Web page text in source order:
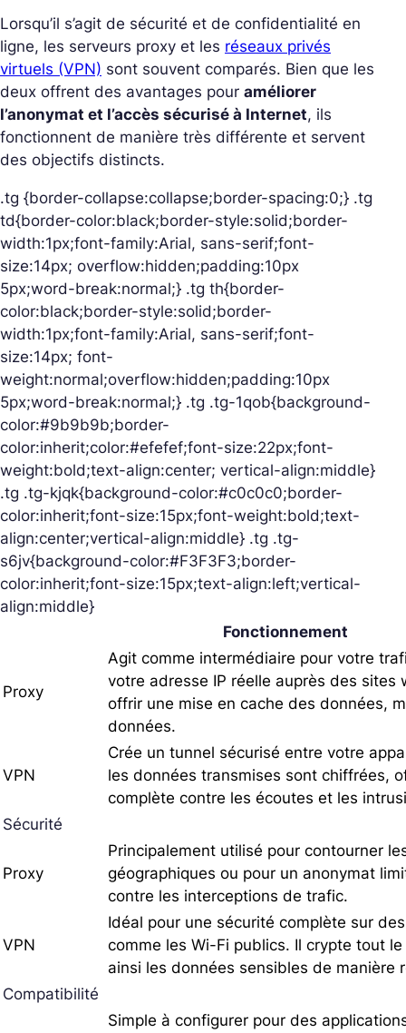
Lorsqu’il s’agit de sécurité et de confidentialité en
ligne, les serveurs proxy et les réseaux privés
virtuels (VPN) sont souvent comparés. Bien que les
deux offrent des avantages pour améliorer
l’anonymat et l’accès sécurisé à Internet, ils
fonctionnent de manière très différente et servent
des objectifs distincts.
.tg {border-collapse:collapse;border-spacing:0;} .tg
td{border-color:black;border-style:solid;border-
width:1px;font-family:Arial, sans-serif;font-
size:14px; overflow:hidden;padding:10px
5px;word-break:normal;} .tg th{border-
color:black;border-style:solid;border-
width:1px;font-family:Arial, sans-serif;font-
size:14px; font-
weight:normal;overflow:hidden;padding:10px
5px;word-break:normal;} .tg .tg-1qob{background-
color:#9b9b9b;border-
color:inherit;color:#efefef;font-size:22px;font-
weight:bold;text-align:center; vertical-align:middle}
.tg .tg-kjqk{background-color:#c0c0c0;border-
color:inherit;font-size:15px;font-weight:bold;text-
align:center;vertical-align:middle} .tg .tg-
s6jv{background-color:#F3F3F3;border-
color:inherit;font-size:15px;text-align:left;vertical-
align:middle}
Fonctionnement
Proxy
Agit comme intermédiaire pour votre
votre adresse IP réelle auprès des sites
offrir une mise en cache des données,
données.
VPN
Crée un tunnel sécurisé entre votre
les données transmises sont chiffrées,
complète contre les écoutes et les
Sécurité
Proxy
Principalement utilisé pour contourner
géographiques ou pour un anonymat
contre les interceptions de trafic.
VPN
Idéal pour une sécurité complète sur
comme les Wi-Fi publics. Il crypte tout
ainsi les données sensibles de manière
Compatibilité
Simple à configurer pour des